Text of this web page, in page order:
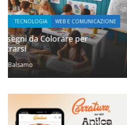
WEB E COMUNICAZIONE
Prupix Studio Grafico
2 Novembre 2023 Felice Balsamo